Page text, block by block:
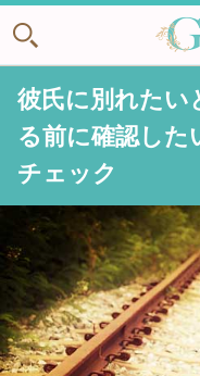
彼氏に別れたい
る前に確認した
チェック